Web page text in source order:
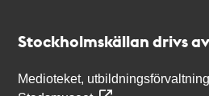
Stockholmskällan drivs av
Medioteket,